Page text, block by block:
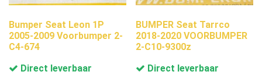
Bumper Seat Leon 1P
2005-2009 Voorbumper 2-
C4-674
Direct leverbaar
BUMPER Seat Tarrco
2018-2020 VOORBUMPER
2-C10-9300z
Direct leverbaar